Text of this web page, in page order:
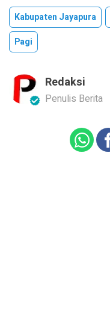
Kabupaten Jayapura
Pagi
Redaksi
Penulis Berita